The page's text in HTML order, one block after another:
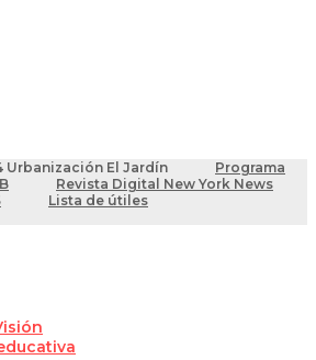
Urbanización El Jardín
Programa
Revista Digital New York News
Lista de útiles